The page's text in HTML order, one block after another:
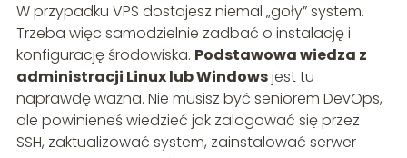
W przypadku VPS dostajesz niemal „goły” system.
Trzeba więc samodzielnie zadbać o instalację i
konfigurację środowiska. Podstawowa wiedza z
administracji Linux lub Windowsjest tu
naprawdę ważna. Nie musisz być seniorem DevOps,
ale powinieneś wiedzieć jak zalogować się przez
SSH, zaktualizować system, zainstalować serwer